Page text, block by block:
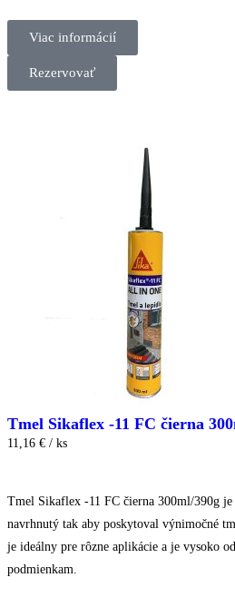
Viac informácií
Rezervovať
Tmel Sikaflex -11 FC čierna
11,16 € / ks
Tmel Sikaflex -11 FC čierna 300ml/390g
navrhnutý tak aby poskytoval výnimočné
je ideálny pre rôzne aplikácie a je vysoko
podmienkam.